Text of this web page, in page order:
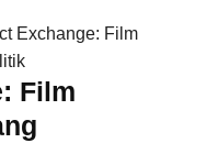
Exchange: Film
Film